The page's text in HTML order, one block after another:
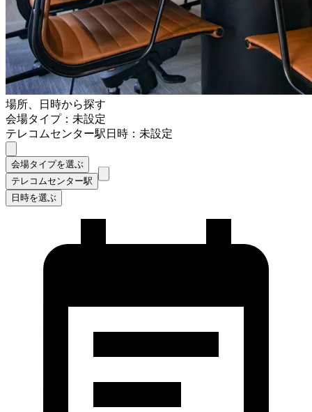
場所、日時から探す
会場タイプ：未設定
テレコムセンター駅日時：未設定
会場タイプを選ぶ
テレコムセンター駅
日時を選ぶ